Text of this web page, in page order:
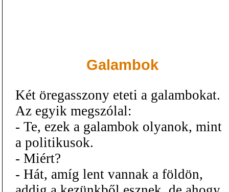
Galambok
Két öregasszony eteti a galambokat.
Az egyik megszólal:
- Te, ezek a galambok olyanok, mint
a politikusok.
- Miért?
- Hát, amíg lent vannak a földön,